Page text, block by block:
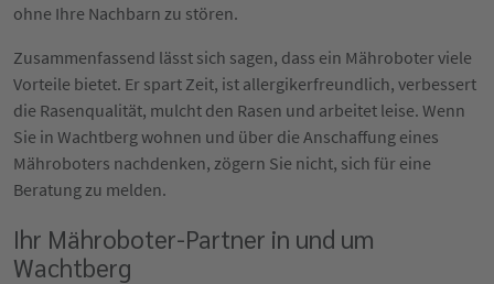
ohne Ihre Nachbarn zu stören.
Zusammenfassend lässt sich sagen, dass ein Mähroboter viele
Vorteile bietet. Er spart Zeit, ist allergikerfreundlich, verbessert
die Rasenqualität, mulcht den Rasen und arbeitet leise. Wenn
Sie in Wachtberg wohnen und über die Anschaffung eines
Mähroboters nachdenken, zögern Sie nicht, sich für eine
Beratung zu melden.
Ihr Mähroboter-Partner in und um
Wachtberg